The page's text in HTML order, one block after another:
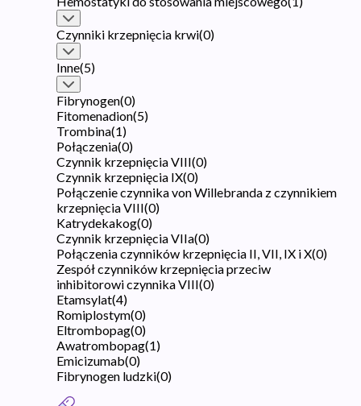
Czynniki krzepnięcia krwi(0)
Inne(5)
Fibrynogen(0)
Fitomenadion(5)
Trombina(1)
Połączenia(0)
Czynnik krzepnięcia VIII(0)
Czynnik krzepnięcia IX(0)
Połączenie czynnika von Willebranda z czynnikiem
krzepnięcia VIII(0)
Katrydekakog(0)
Czynnik krzepnięcia VIIa(0)
Połączenia czynników krzepnięcia II, VII, IX i X(0)
Zespół czynników krzepnięcia przeciw
inhibitorowi czynnika VIII(0)
Etamsylat(4)
Romiplostym(0)
Eltrombopag(0)
Awatrombopag(1)
Emicizumab(0)
Fibrynogen ludzki(0)